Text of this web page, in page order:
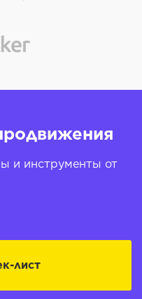
и инструменты от
лист